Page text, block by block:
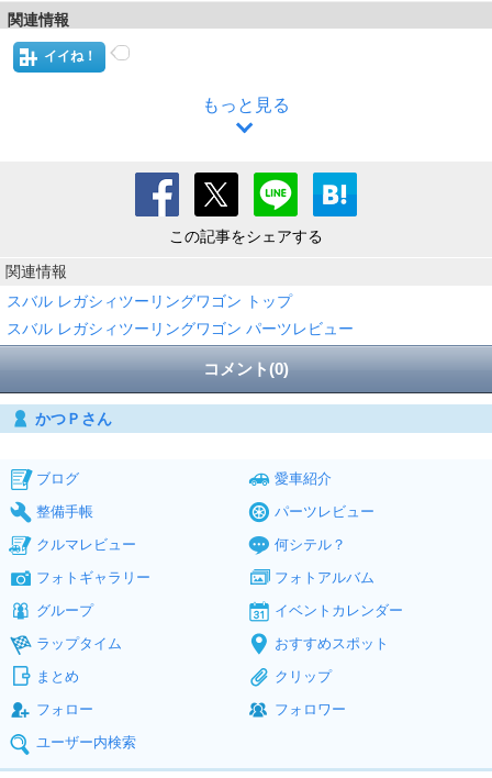
関連情報
イイね！
もっと見る
この記事をシェアする
関連情報
スバル レガシィツーリングワゴン トップ
スバル レガシィツーリングワゴン パーツレビュー
コメント(0)
かつＰさん
ブログ
愛車紹介
整備手帳
パーツレビュー
クルマレビュー
何シテル？
フォトギャラリー
フォトアルバム
グループ
イベントカレンダー
ラップタイム
おすすめスポット
まとめ
クリップ
フォロー
フォロワー
ユーザー内検索